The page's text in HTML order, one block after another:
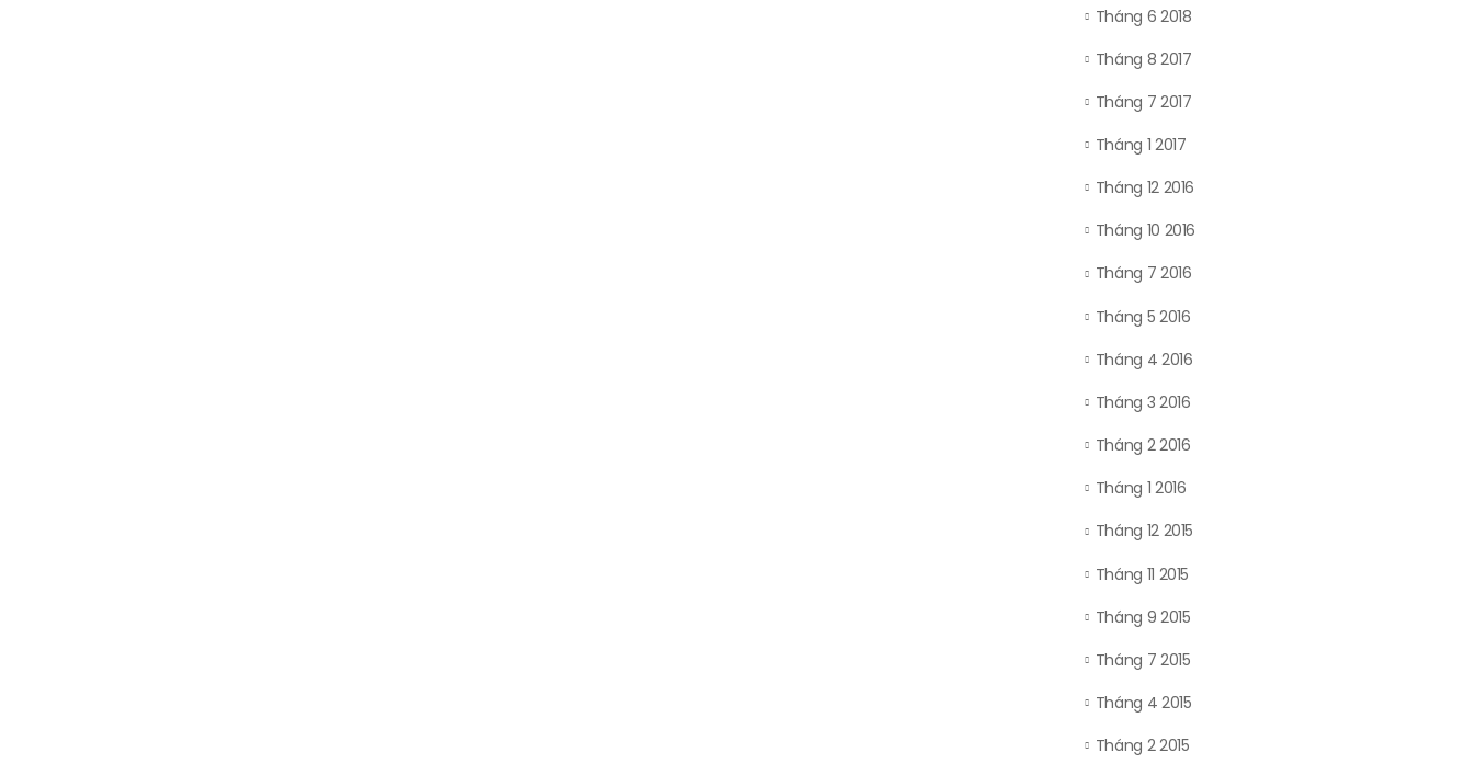
Tháng 6 2018
Tháng 8 2017
Tháng 7 2017
Tháng 1 2017
Tháng 12 2016
Tháng 10 2016
Tháng 7 2016
Tháng 5 2016
Tháng 4 2016
Tháng 3 2016
Tháng 2 2016
Tháng 1 2016
Tháng 12 2015
Tháng 11 2015
Tháng 9 2015
Tháng 7 2015
Tháng 4 2015
Tháng 2 2015